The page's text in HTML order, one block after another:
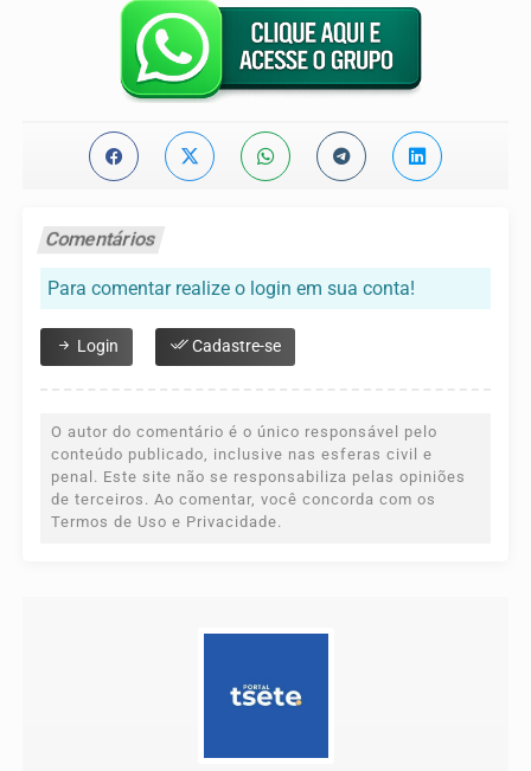
Comentários
Para comentar realize o login em sua conta!
Login Cadastre-se
O autor do comentário é o único responsável pelo
conteúdo publicado, inclusive nas esferas civil e
penal. Este site não se responsabiliza pelas opiniões
de terceiros. Ao comentar, você concorda com os
Termos de Uso e Privacidade.